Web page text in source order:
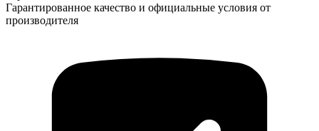
Гарантированное качество и официальные условия от
производителя